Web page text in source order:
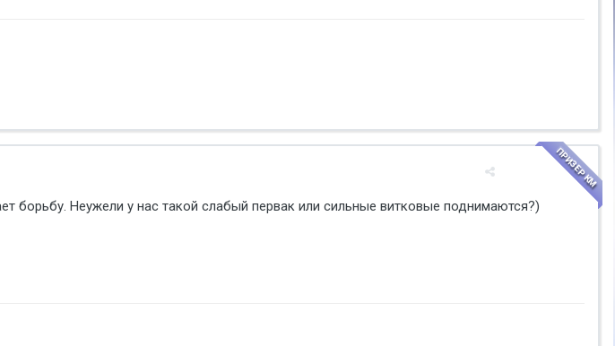
ПРИЗЕР КМ
борьбу. Неужели у нас такой слабый первак или сильные витковые поднимаются?)